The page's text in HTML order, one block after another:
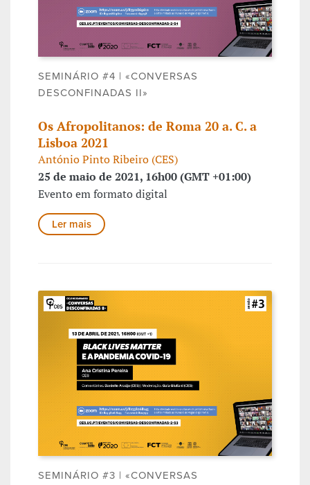
SEMINÁRIO #4 | «CONVERSAS
DESCONFINADAS II»
Os Afropolitanos: de Roma 20 a. C. a
Lisboa 2021
António Pinto Ribeiro (CES)
25 de maio de 2021, 16h00 (GMT +01:00)
Evento em formato digital
Ler mais
SEMINÁRIO #3 | «CONVERSAS